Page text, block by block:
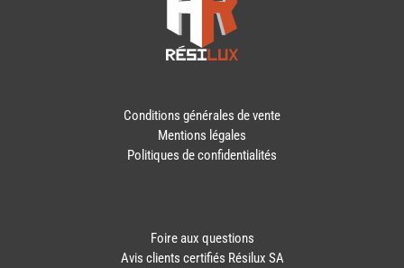
Conditions générales de vente
Mentions légales
Politiques de confidentialités
Foire aux questions
Avis clients certifiés Résilux SA